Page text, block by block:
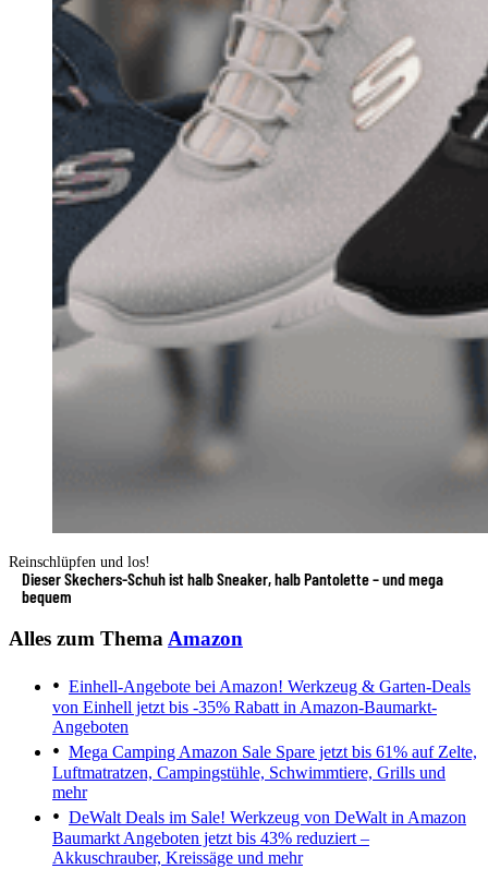
Reinschlüpfen und los!
Dieser Skechers-Schuh ist halb Sneaker, halb Pantolette – und mega
bequem
Alles zum ThemaAmazon
Einhell-Angebote bei Amazon! Werkzeug & Garten-Deals
von Einhell jetzt bis -35% Rabatt in Amazon-Baumarkt-
Angeboten
Mega Camping Amazon Sale Spare jetzt bis 61% auf Zelte,
Luftmatratzen, Campingstühle, Schwimmtiere, Grills und
mehr
DeWalt Deals im Sale! Werkzeug von DeWalt in Amazon
Baumarkt Angeboten jetzt bis 43% reduziert –
Akkuschrauber, Kreissäge und mehr